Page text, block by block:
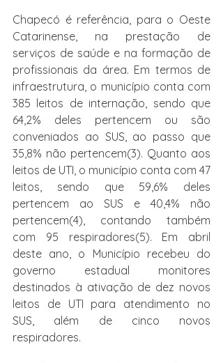
Chapecó é referência, para o Oeste
Catarinense, na prestação de
serviços de saúde e na formação de
profissionais da área. Em termos de
infraestrutura, o município conta com
385 leitos de internação, sendo que
64,2% deles pertencem ou são
conveniados ao SUS, ao passo que
35,8% não pertencem(3). Quanto aos
leitos de UTI, o município conta com 47
leitos, sendo que 59,6% deles
pertencem ao SUS e 40,4% não
pertencem(4), contando também
com 95 respiradores(5). Em abril
deste ano, o Município recebeu do
governo estadual monitores
destinados à ativação de dez novos
leitos de UTI para atendimento no
SUS, além de cinco novos
respiradores.